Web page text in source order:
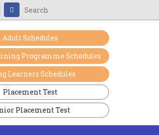
Adult Schedules
Programme Schedules
Learners Schedules
Placement Test
Placement Test